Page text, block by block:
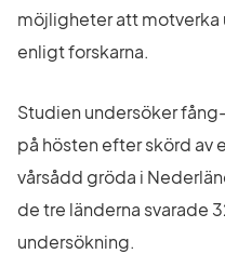
möjligheter att motverka
enligt forskarna.
Studien undersöker
på hösten efter skörd av
vårsådd gröda i
de tre länderna svarade
undersökning.